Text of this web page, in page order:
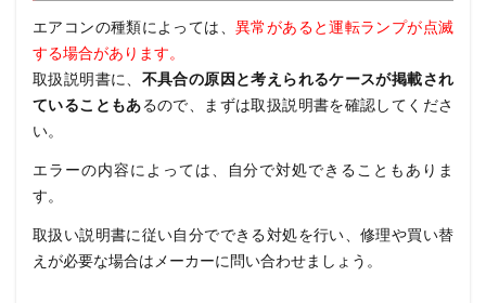
エアコンの種類によっては、 異常があると運転ランプが点滅
する場合があります。
取扱説明書に、 不具合の原因と考えられるケースが掲載され
ていることもあるので、まずは取扱説明書を確認してくださ
い。
エラーの内容によっては、自分で対処できることもありま
す。
取扱い説明書に従い自分でできる対処を行い、修理や買い替
えが必要な場合はメーカーに問い合わせましょう。